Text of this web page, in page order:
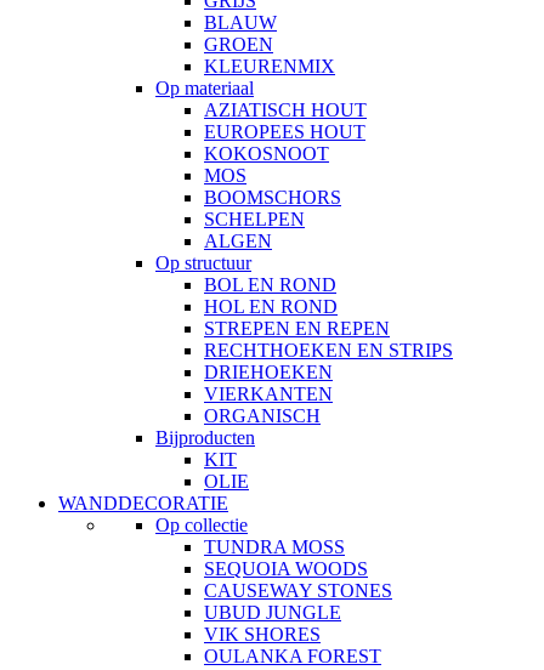
BLAUW
GROEN
KLEURENMIX
Op materiaal
AZIATISCH HOUT
EUROPEES HOUT
KOKOSNOOT
MOS
BOOMSCHORS
SCHELPEN
ALGEN
Op structuur
BOL EN ROND
HOL EN ROND
STREPEN EN REPEN
RECHTHOEKEN EN STRIPS
DRIEHOEKEN
VIERKANTEN
ORGANISCH
Bijproducten
KIT
OLIE
WANDDECORATIE
Op collectie
TUNDRA MOSS
SEQUOIA WOODS
CAUSEWAY STONES
UBUD JUNGLE
VIK SHORES
OULANKA FOREST